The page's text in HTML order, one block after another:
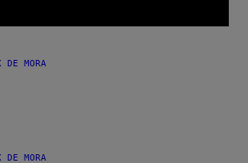
DE MORA
DE MORA